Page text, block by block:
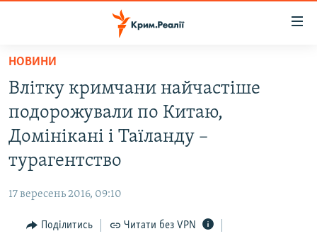
Перейти
основного
матеріалу
Перейти
до
основної
Перейти
пошуку
ВОДА.КРИМ
ВІДЕО ТА ФОТО
ПОГЛЯД
ІНТЕРВ'Ю
НОВИНИ
Влітку кримчани найчастіше
подорожували по Китаю,
Домінікані і Таїланду –
турагентство
17 вересень 2016, 09:10
Поділитись Читати без VPN